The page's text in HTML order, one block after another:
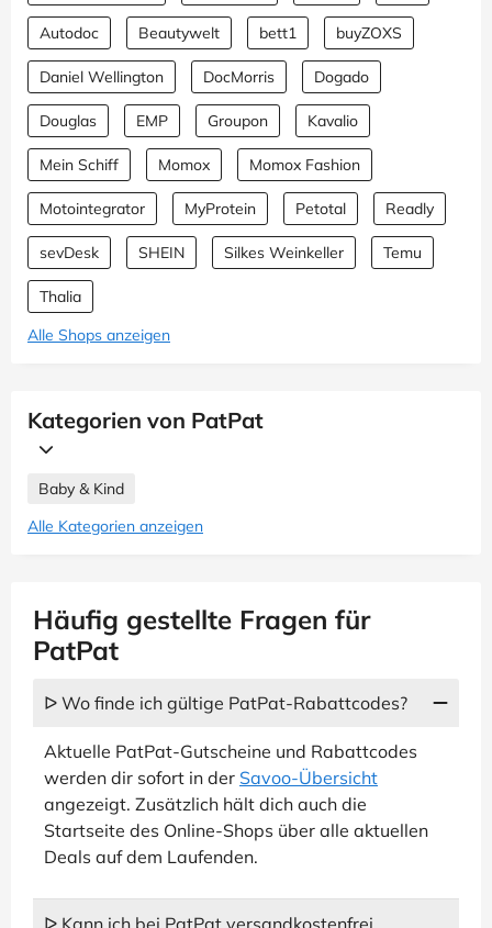
Autodoc Beautywelt bett1 buyZOXS
Daniel Wellington DocMorris Dogado
Douglas EMP Groupon Kavalio
Mein Schiff Momox Momox Fashion
Motointegrator MyProtein Petotal Readly
sevDesk SHEIN Silkes Weinkeller Temu
Thalia
Alle Shops anzeigen
Kategorien von PatPat
Baby & Kind
Alle Kategorien anzeigen
Häufig gestellte Fragen für
PatPat
ᐅ Wo finde ich gültige PatPat-Rabattcodes?
Aktuelle PatPat-Gutscheine und Rabattcodes
werden dir sofort in der Savoo-Übersicht
angezeigt. Zusätzlich hält dich auch die
Startseite des Online-Shops über alle aktuellen
Deals auf dem Laufenden.
ᐅ Kann ich bei PatPat versandkostenfrei